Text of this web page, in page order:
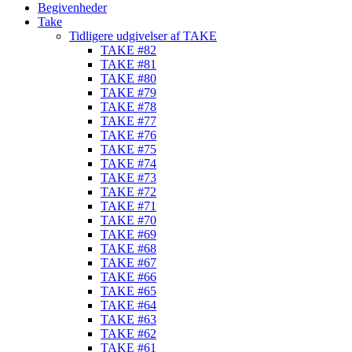
Begivenheder
Take
Tidligere udgivelser af TAKE
TAKE #82
TAKE #81
TAKE #80
TAKE #79
TAKE #78
TAKE #77
TAKE #76
TAKE #75
TAKE #74
TAKE #73
TAKE #72
TAKE #71
TAKE #70
TAKE #69
TAKE #68
TAKE #67
TAKE #66
TAKE #65
TAKE #64
TAKE #63
TAKE #62
TAKE #61